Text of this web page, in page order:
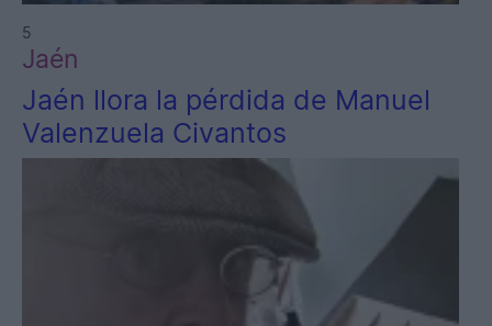
5
Jaén
Jaén llora la pérdida de Manuel
Valenzuela Civantos